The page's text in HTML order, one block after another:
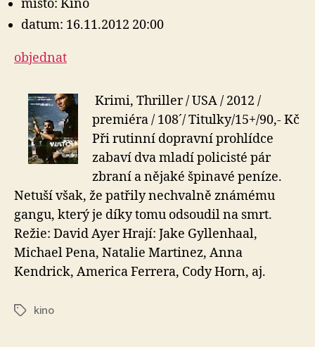
místo: Kino
datum: 16.11.2012 20:00
objednat
Krimi, Thriller / USA / 2012 /
premiéra / 108´/ Titulky/15+/90,- Kč
Při rutinní dopravní prohlídce
zabaví dva mladí policisté pár
zbraní a nějaké špinavé peníze.
Netuší však, že patřily nechvalně známému
gangu, který je díky tomu odsoudil na smrt.
Režie: David Ayer Hrají: Jake Gyllenhaal,
Michael Pena, Natalie Martinez, Anna
Kendrick, America Ferrera, Cody Horn, aj.
Štítkykino